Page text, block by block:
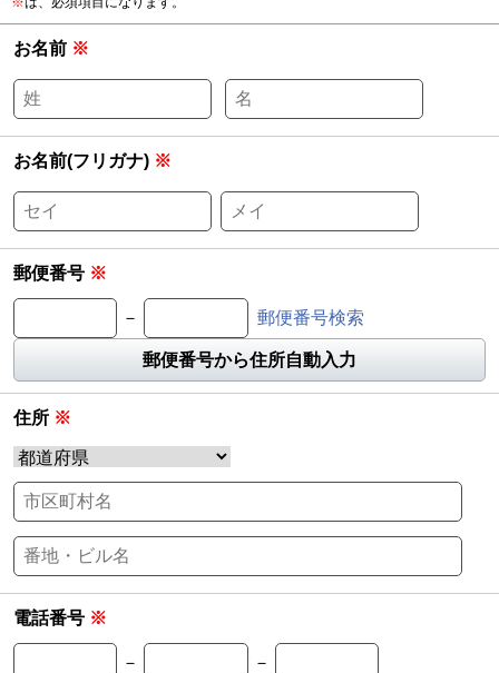
お名前 ※
お名前(フリガナ) ※
郵便番号 ※
－ 郵便番号検索
郵便番号から住所自動入力
住所 ※
電話番号 ※
－ －